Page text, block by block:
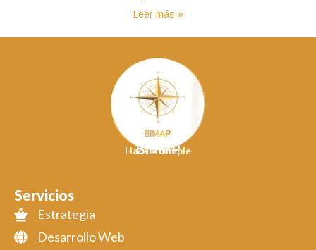
Leer más »
BIMAP
Hacelo Simple
Servicios
Estrategia
Desarrollo Web